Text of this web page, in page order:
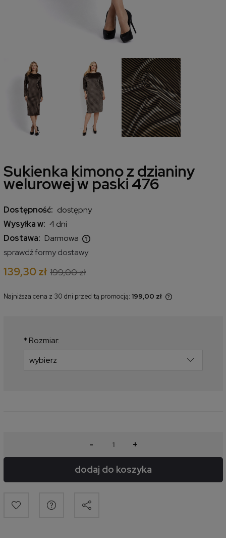
Sukienka kimono z dzianiny
welurowej w paski 476
Dostępność: dostępny
Wysyłka w: 4 dni
Dostawa: Darmowa
Cena nie zawiera ewentualnych kosztów płatności
sprawdź formy dostawy
139,30 zł 199,00 zł
Najniższa cena z 30 dni przed tą promocją: 199,00 zł
* Rozmiar:
- +
dodaj do koszyka